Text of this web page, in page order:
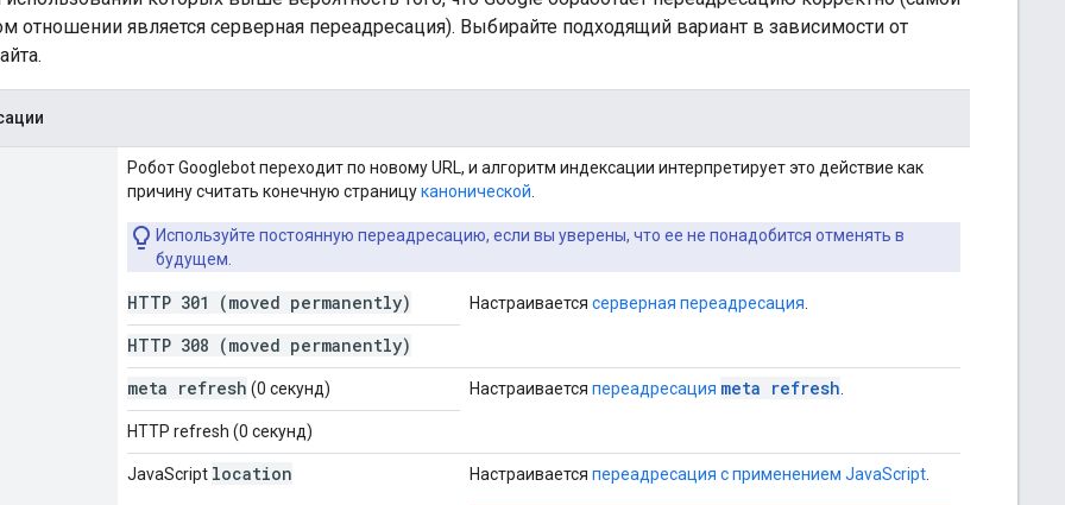
отношении является серверная переадресация). Выбирайте подходящий вариант в зависимости от
Робот Googlebot переходит по новому URL, и алгоритм индексации интерпретирует это действие как
причину считать конечную страницуканонической
Используйте постоянную переадресацию, если вы уверены, что ее не понадобится отменять в
будущем.
HTTP 301 (moved permanently) Настраивается серверная переадресация
HTTP 308 (moved permanently)
meta refresh (0 секунд) Настраивается переадресация meta refresh
HTTP refresh (0 секунд)
JavaScript location Настраивается переадресация с применением JavaScript